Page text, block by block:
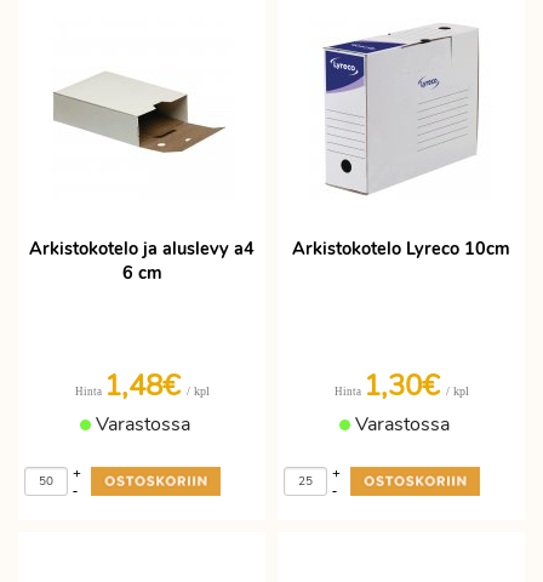
Arkistokotelo ja aluslevy a4
6 cm
Hinta 1,48€ / kpl
Varastossa
-
+
Arkistokotelo Lyreco 10cm
Hinta 1,30€ / kpl
Varastossa
-
+